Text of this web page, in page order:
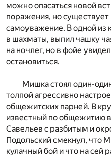
можно опасаться новой
поражения, но существует
самоуважение. В одной из
в шахматы, выпил чашку
на ночлег, но в фойе
остановиться.
Мишка стоял один-
толпой агрессивно
общежитских парней. В
известный по общежитию
Савельев с разбитым и
Подольский смекнул, что
кулачный бой и что на сей